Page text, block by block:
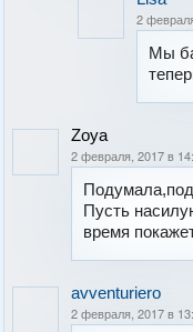
2
Мы
Zoya
2 февраля, 2017 в
Пусть
время
avventuriero
2 февраля, 2017 в